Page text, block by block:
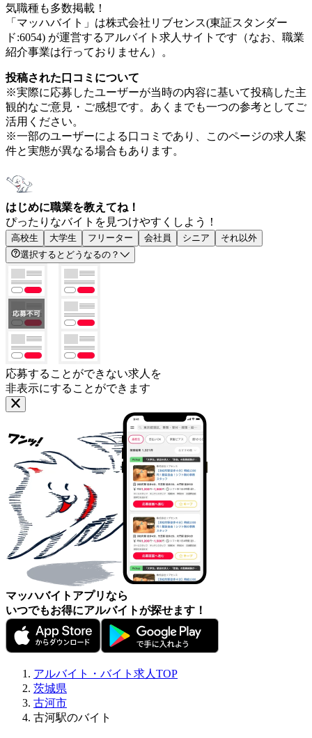
気職種も多数掲載！
「マッハバイト」は株式会社リブセンス(東証スタンダー
ド:6054) が運営するアルバイト求人サイトです（なお、職業
紹介事業は行っておりません）。
投稿された口コミについて
※実際に応募したユーザーが当時の内容に基いて投稿した主
観的なご意見・ご感想です。あくまでも一つの参考としてご
活用ください。
※一部のユーザーによる口コミであり、このページの求人案
件と実態が異なる場合もあります。
はじめに職業を教えてね！
ぴったりなバイトを見つけやすくしよう！
高校生 大学生 フリーター 会社員 シニア
それ以外
選択するとどうなるの？
応募することができない求人を
非表示にすることができます
マッハバイトアプリなら
いつでもお得にアルバイトが探せます！
アルバイト・バイト求人TOP
茨城県
古河市
古河駅のバイト